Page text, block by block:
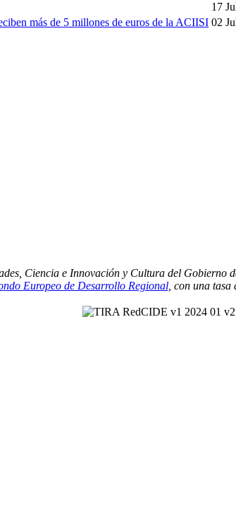
17
más de 5 millones de euros de la ACIISI 02
Ciencia e Innovación y Cultura del Gobierno
Europeo de Desarrollo Regional, con una tasa